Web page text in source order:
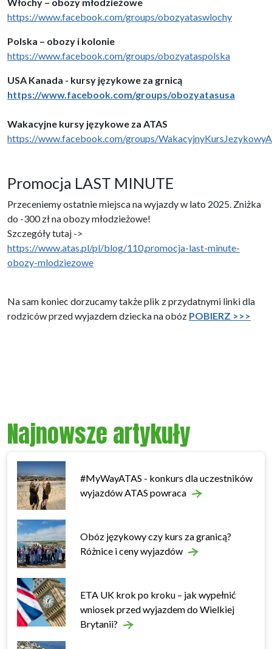
https://www.facebook.com/groups/obozyataswlochy
Polska – obozy i kolonie
https://www.facebook.com/groups/obozyataspolska
USA Kanada - kursy językowe za grnicą
https://www.facebook.com/groups/obozyatasusa
Wakacyjne kursy językowe za ATAS
https://www.facebook.com/groups/
Promocja LAST MINUTE
Przeceniemy ostatnie miejsca na wyjazdy w lato 2025. Zniżka
do -300 zł na obozy młodzieżowe!
Szczegóły tutaj ->
https://www.atas.pl/pl/blog/110,promocja-last-minute-
obozy-mlodziezowe
Na sam koniec dorzucamy także plik z przydatnymi linki dla
rodziców przed wyjazdem dziecka na obóz POBIERZ >>>
Najnowsze artykuły
#MyWayATAS - konkurs dla uczestników
wyjazdów ATAS powraca
Obóz językowy czy kurs za granicą?
Różnice i ceny wyjazdów
ETA UK krok po kroku – jak wypełnić
wniosek przed wyjazdem do Wielkiej
Brytanii?